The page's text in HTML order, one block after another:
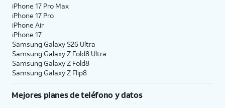
iPhone 17 Pro Max
iPhone 17 Pro
iPhone Air
iPhone 17
Samsung Galaxy S26 Ultra
Samsung Galaxy Z Fold8 Ultra
Samsung Galaxy Z Fold8
Samsung Galaxy Z Flip8
Mejores planes de teléfono y datos